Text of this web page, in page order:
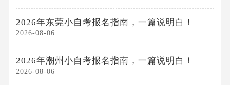
2026年东莞小自考报名指南，一篇说明白！
2026-08-06
2026年潮州小自考报名指南，一篇说明白！
2026-08-06